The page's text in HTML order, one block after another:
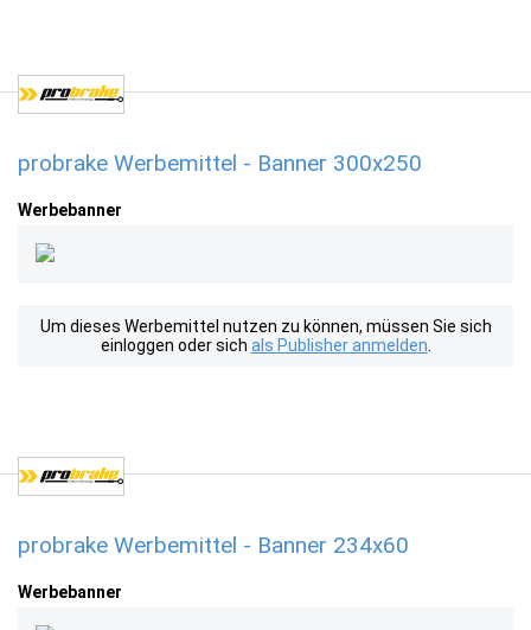
probrake Werbemittel - Banner 300x250
Werbebanner
Um dieses Werbemittel nutzen zu können, müssen Sie sich
einloggen oder sich als Publisher anmelden
probrake Werbemittel - Banner 234x60
Werbebanner